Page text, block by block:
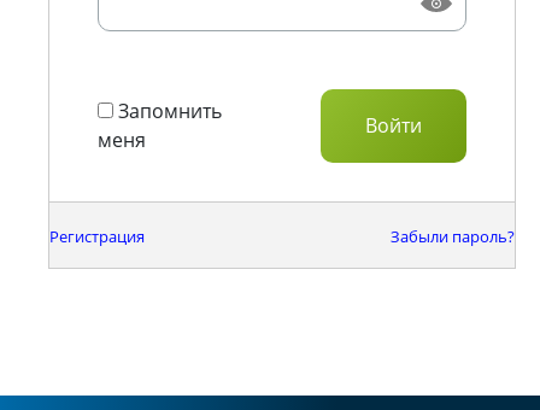
Запомнить
меня
Регистрация Забыли пароль?